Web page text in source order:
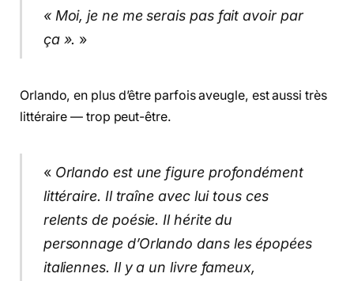
« Moi, je ne me serais pas fait avoir par
ça ». »
Orlando, en plus d’être parfois aveugle, est aussi très
littéraire — trop peut-être.
« Orlando est une figure profondément
littéraire. Il traîne avec lui tous ces
relents de poésie. Il hérite du
personnage d’Orlando dans les épopées
italiennes. Il y a un livre fameux,